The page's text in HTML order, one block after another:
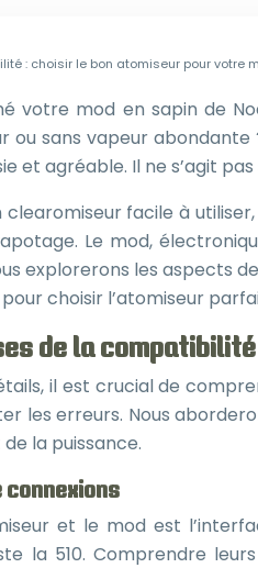
: choisir le bon atomiseur pour votre
votre mod en sapin de
ou sans vapeur
et agréable. Il ne s’agit
clearomiseur facile à
Le mod,
explorerons les aspects
choisir l’atomiseur
de la compatibilité
il est crucial de
les erreurs. Nous
la puissance.
et le mod est
la 510. Comprendre